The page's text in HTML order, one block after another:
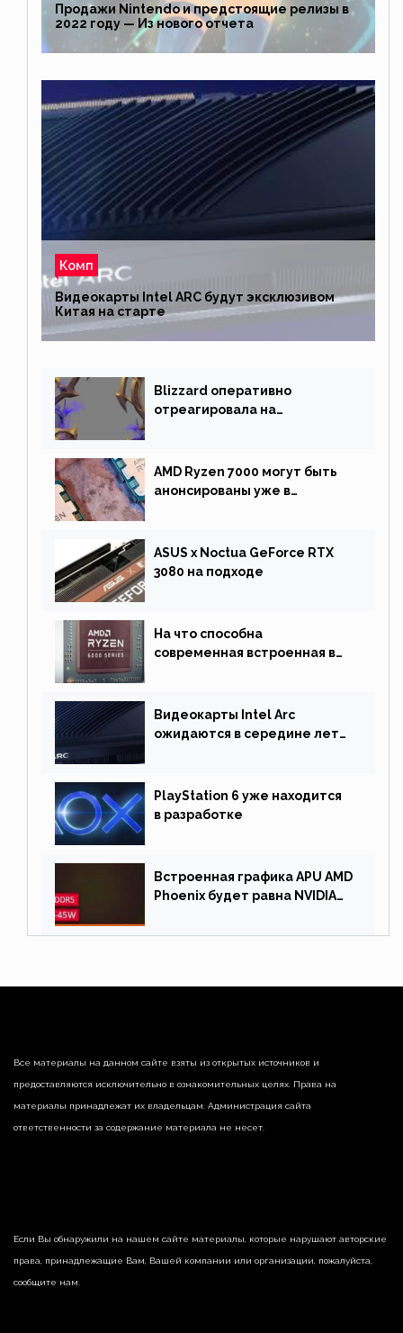
Продажи Nintendo и предстоящие релизы в
2022 году — Из нового отчета
Комп
Видеокарты Intel ARC будут эксклюзивом
Китая на старте
Blizzard оперативно
отреагировала на
AMD Ryzen 7000 могут быть
анонсированы уже в
ASUS x Noctua GeForce RTX
3080 на подходе
На что способна
современная встроенная в
Видеокарты Intel Arc
ожидаются в середине лета.
PlayStation 6 уже находится
в разработке
Встроенная графика APU AMD
Phoenix будет равна NVIDIA
Все материалы на данном сайте взяты из открытых источников и
предоставляются исключительно в ознакомительных целях. Права на
материалы принадлежат их владельцам. Администрация сайта
ответственности за содержание материала не несет.
Если Вы обнаружили на нашем сайте материалы, которые нарушают авторские
права, принадлежащие Вам, Вашей компании или организации, пожалуйста,
сообщите нам.